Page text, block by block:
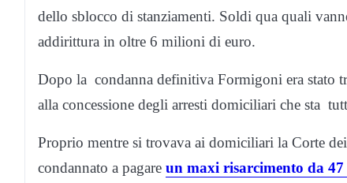
dello sblocco di stanziamenti. Soldi qua quali
addirittura in oltre 6 milioni di euro.
Dopo la condanna definitiva Formigoni era stato
alla concessione degli arresti domiciliari che sta
Proprio mentre si trovava ai domiciliari la Corte
condannato a pagare un maxi risarcimento da